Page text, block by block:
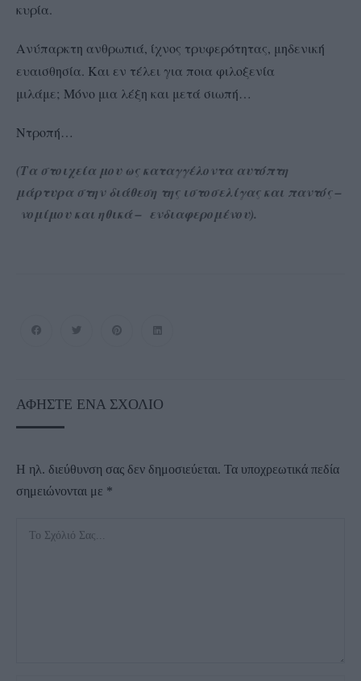
κυρία.
Ανύπαρκτη ανθρωπιά, ίχνος τρυφερότητας, μηδενική
ευαισθησία. Και εν τέλει για ποια φιλοξενία
μιλάμε; Μόνο μια λέξη και μετά σιωπή…
Ντροπή…
(Τα στοιχεία μου ως καταγγέλοντα αυτόπτη
μάρτυρα στην διάθεση της ιστοσελίγας και παντός –
νομίμου και ηθικά – ενδιαφερομένου).
ΑΦΉΣΤΕ ΈΝΑ ΣΧΌΛΙΟ
Η ηλ. διεύθυνση σας δεν δημοσιεύεται. Τα υποχρεωτικά πεδία
σημειώνονται με *